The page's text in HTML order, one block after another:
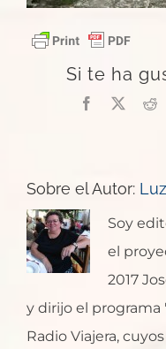
Si te ha
Facebook
X
Sobre el Autor:
Soy
el
2017
y dirijo el programa
Radio Viajera,